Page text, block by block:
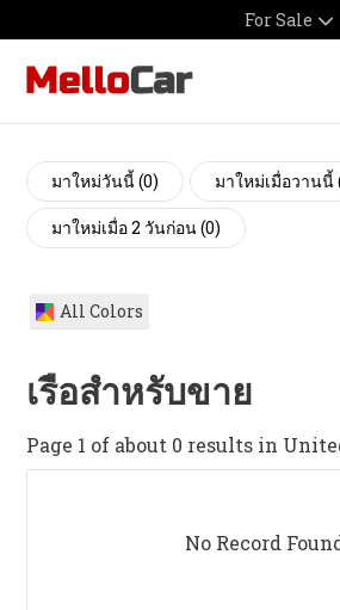
For Sale
มาใหม่วันนี้ (0) มาใหม่เมื่อวานนี้
มาใหม่เมื่อ 2 วันก่อน (0)
All Colors
เรือสำหรับขาย
Page 1 of about 0 results in
No Record